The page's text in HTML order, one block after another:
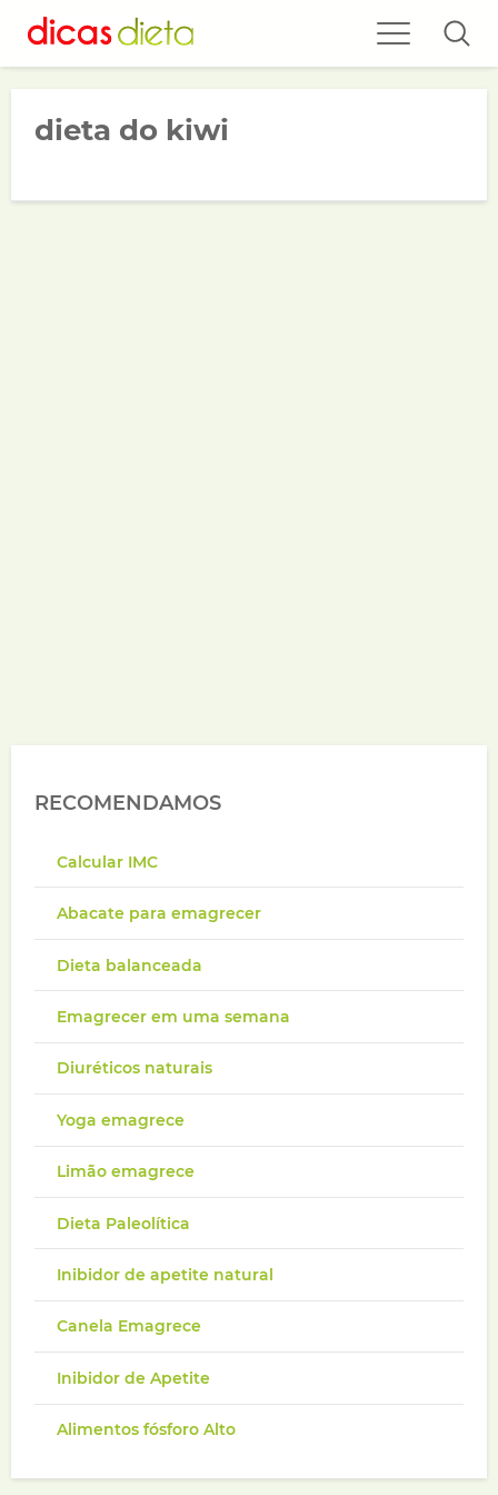
dieta do kiwi
RECOMENDAMOS
Calcular IMC
Abacate para emagrecer
Dieta balanceada
Emagrecer em uma semana
Diuréticos naturais
Yoga emagrece
Limão emagrece
Dieta Paleolítica
Inibidor de apetite natural
Canela Emagrece
Inibidor de Apetite
Alimentos fósforo Alto